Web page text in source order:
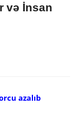
və İnsan
azalıb